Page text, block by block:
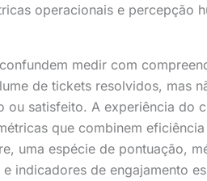
operacionais e percepção
medir com
de tickets resolvidos, mas
ou satisfeito. A experiência do
que combinem
uma espécie de pontuação,
indicadores de engajamento